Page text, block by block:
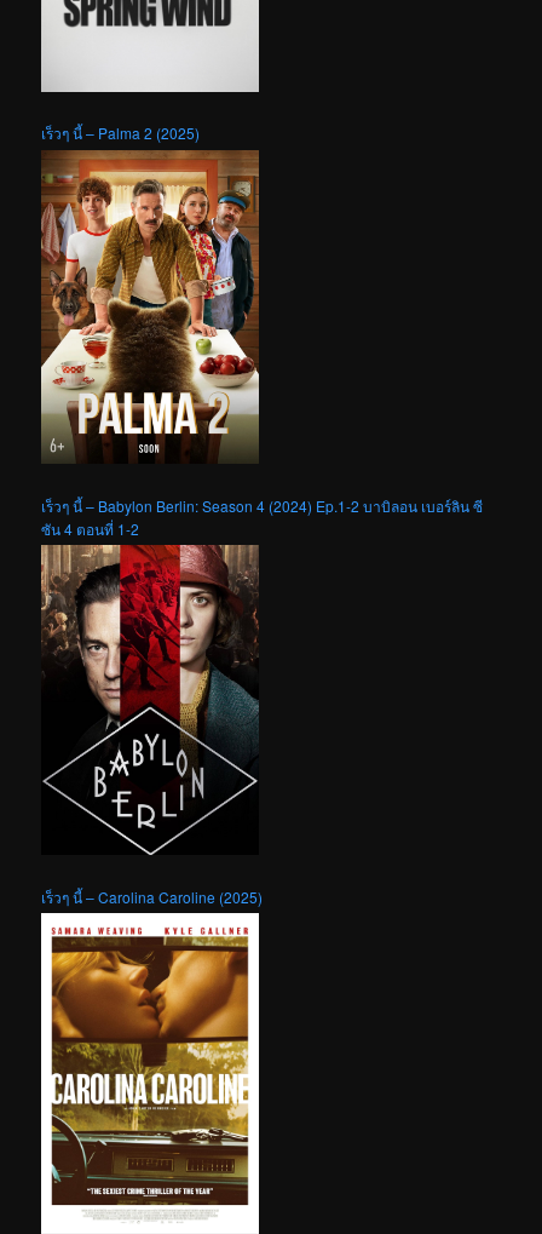
เร็วๆ นี้ – Palma 2 (2025)
เร็วๆ นี้ – Babylon Berlin: Season 4 (2024) Ep.1-2 บาบิลอน เบอร์ลิน ซี
ซัน 4 ตอนที่ 1-2
เร็วๆ นี้ – Carolina Caroline (2025)